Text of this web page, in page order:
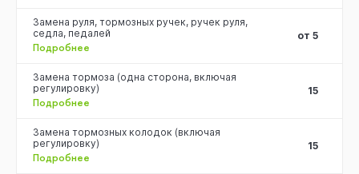
Замена руля, тормозных ручек, ручек руля,
седла, педалей
Подробнее
от 5
Замена тормоза (одна сторона, включая
регулировку)
Подробнее
15
Замена тормозных колодок (включая
регулировку)
Подробнее
15